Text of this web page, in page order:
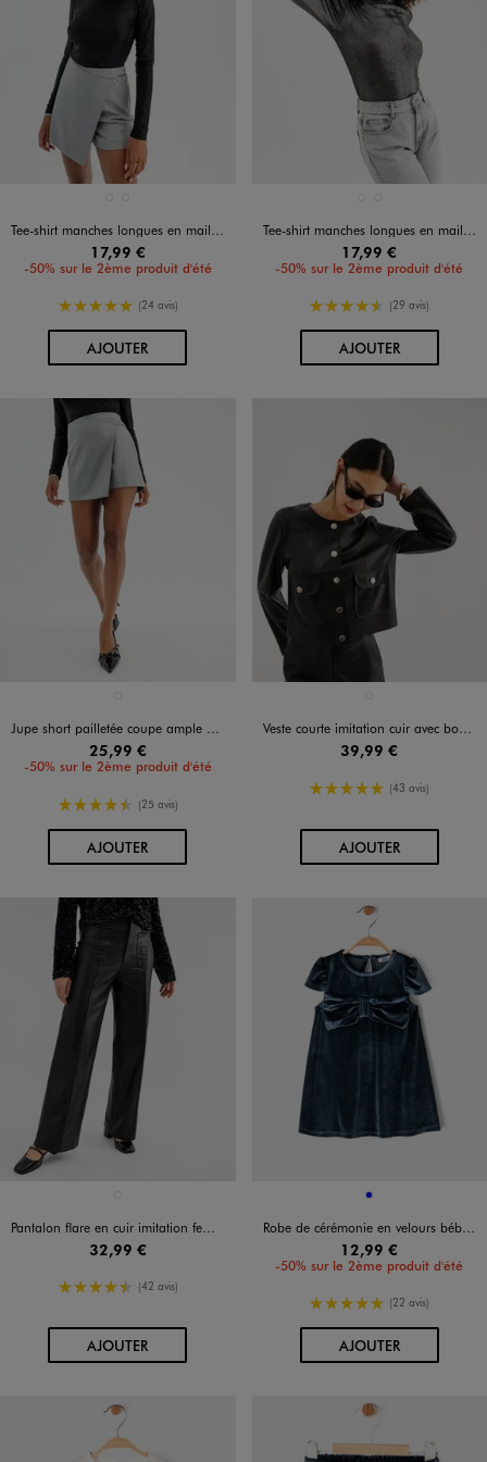
Tee-shirt manches longues en maille scintillante femme
17,99 €
-50% sur le 2ème produit d'été
5/5 de moyenne
(24 avis)
AJOUTERAU PANIER
Tee-shirt manches longues en maille scintillante femme
17,99 €
-50% sur le 2ème produit d'été
4.5/5 de moyenne
(29 avis)
AJOUTERAU PANIER
Jupe short pailletée coupe ample à boucle femme
25,99 €
-50% sur le 2ème produit d'été
4.5/5 de moyenne
(25 avis)
AJOUTERAU PANIER
Veste courte imitation cuir avec boutons fantaisie femme
39,99 €
5/5 de moyenne
(43 avis)
AJOUTERAU PANIER
Pantalon flare en cuir imitation femme
32,99 €
4.5/5 de moyenne
(42 avis)
AJOUTERAU PANIER
Disponible en 1 coloris
BLEU
Robe de cérémonie en velours bébé fille
12,99 €
-50% sur le 2ème produit d'été
5/5 de moyenne
(22 avis)
AJOUTERAU PANIER